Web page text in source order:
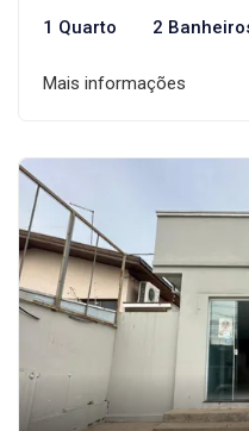
1 Quarto 2
Mais informações